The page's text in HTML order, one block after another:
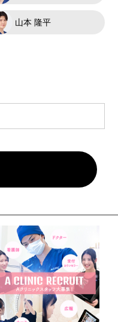
山本 隆平